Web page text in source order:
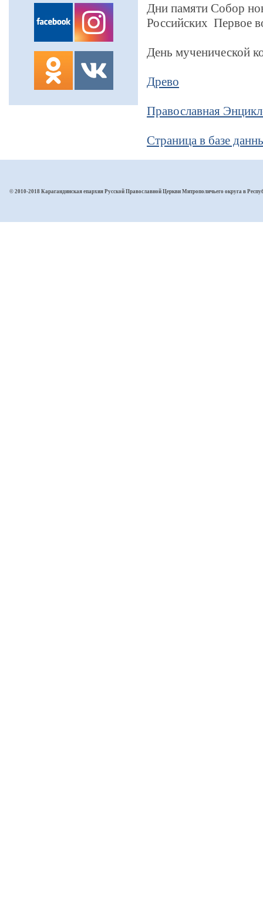
Дни памяти Собор
Российских Первое
День мученической
Древо
Православная
Страница в базе
© 2010-2018 Карагандинская епархия Русской Православной Церкви Митрополичьего округа в